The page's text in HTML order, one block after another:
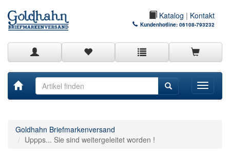
Katalog | Kontakt
Kundenhotline: 06108-793232
Toggle
Goldhahn Briefmarkenversand
Uppps... Sie sind weitergeleitet worden !